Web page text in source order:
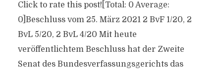
Click to rate this post![Total: 0 Average:
0]Beschluss vom 25. März 2021 2 BvF 1/20, 2
BvL 5/20, 2 BvL 4/20 Mit heute
veröffentlichtem Beschluss hat der Zweite
Senat des Bundesverfassungsgerichts das